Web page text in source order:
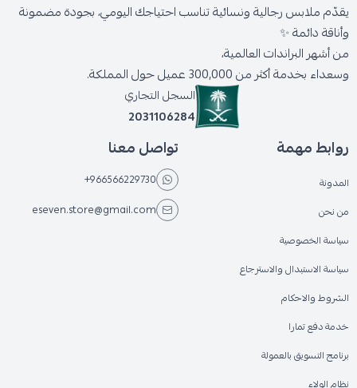
يقدّم ملابس رجالية ونسائية تناسب احتياجك اليومي، بجودة مضمونة
وأناقة دائمة ✨
من أشهر البراندات العالمية،
وسعداء بخدمة أكثر من 300,000 عميل حول المملكة.
السجل التجاري
2031106284
روابط مهمة
المدونة
من نحن
سياسة الخصوصية
سياسة الاستبدال والاسترجاع
الشروط والاحكام
خدمة دفع تمارا
برنامج التسويق بالعمولة
نظام الولاء
تواصل معنا
+966566229730
eseven.store@gmail.com